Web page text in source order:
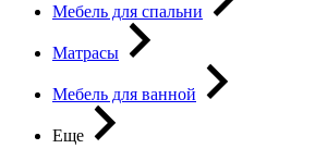
Мебель для спальни
Матрасы
Мебель для ванной
Еще